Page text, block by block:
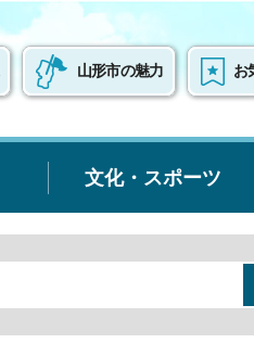
山形市の魅力 お
文化・スポーツ